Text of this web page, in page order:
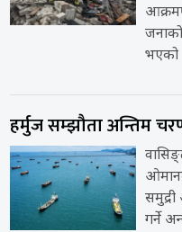
भएको
हर्मुज सम्झौता अन्तिम
गर्ने